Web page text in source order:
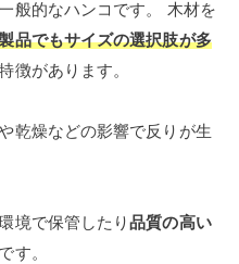
般的なハンコです。 木材を
品でもサイズの選択肢が多
徴があります。
乾燥などの影響で反りが生
境で保管したり品質の高い
す。